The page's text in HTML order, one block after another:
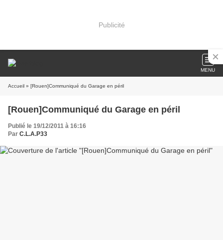
Publicité
MENU
Accueil » [Rouen]Communiqué du Garage en péril
[Rouen]Communiqué du Garage en péril
Publié le 19/12/2011 à 16:16
Par C.L.A.P33